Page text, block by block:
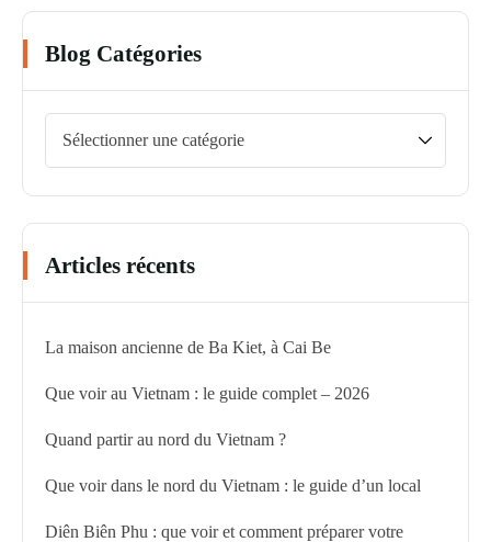
Blog Catégories
Articles récents
La maison ancienne de Ba Kiet, à Cai Be
Que voir au Vietnam : le guide complet – 2026
Quand partir au nord du Vietnam ?
Que voir dans le nord du Vietnam : le guide d’un local
Diên Biên Phu : que voir et comment préparer votre